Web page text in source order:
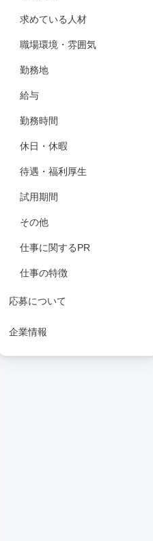
求めている人材
職場環境・雰囲気
勤務地
給与
勤務時間
休日・休暇
待遇・福利厚生
試用期間
その他
仕事に関するPR
仕事の特徴
応募について
企業情報